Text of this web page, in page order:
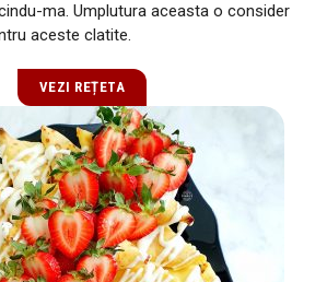
ma. Umplutura aceasta o consider
aceste clatite.
VEZI REȚETA